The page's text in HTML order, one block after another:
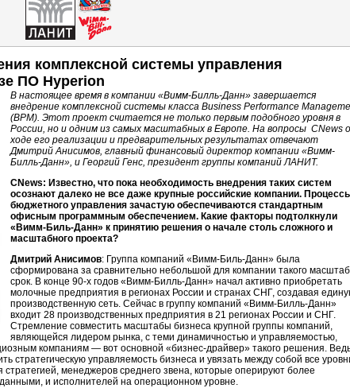
комплексной системы управления
ПО Hyperion
В настоящее время в компании «Вимм-Билль-Данн» завершается
внедрение комплексной системы класса Business Performance
(BPM). Этот проект считается не только первым подобного уровня в
России, но и одним из самых масштабных в Европе. На вопросы CNews о
ходе его реализации и предварительных результатах отвечают
Дмитрий Анисимов, главный финансовый директор компании «Вимм-
Билль-Данн», и Георгий Генс, президент группы компаний ЛАНИТ.
CNews: Известно, что пока необходимость внедрения таких систем
осознают далеко не все даже крупные российские компании.
бюджетного управления зачастую обеспечиваются стандартным
офисным программным обеспечением. Какие факторы подтолкнули
«Вимм-Биль-Данн» к принятию решения о начале столь сложного и
масштабного проекта?
Дмитрий Анисимов: Группа компаний «Вимм-Биль-Данн» была
сформирована за сравнительно небольшой для компании такого
срок. В конце 90-х годов «Вимм-Билль-Данн» начал активно приобретать
молочные предприятия в регионах России и странах СНГ, создавая
производственную сеть. Сейчас в группу компаний «Вимм-Билль-Данн»
входит 28 производственных предприятия в 21 регионах России и СНГ.
Стремление совместить масштабы бизнеса крупной группы компаний,
являющейся лидером рынка, с теми динамичностью и управляемостью,
компаниям — вот основной «бизнес-драйвер» такого решения.
стратегическую управляемость бизнеса и увязать между собой все
стратегией, менеджеров среднего звена, которые оперируют более
и исполнителей на операционном уровне.